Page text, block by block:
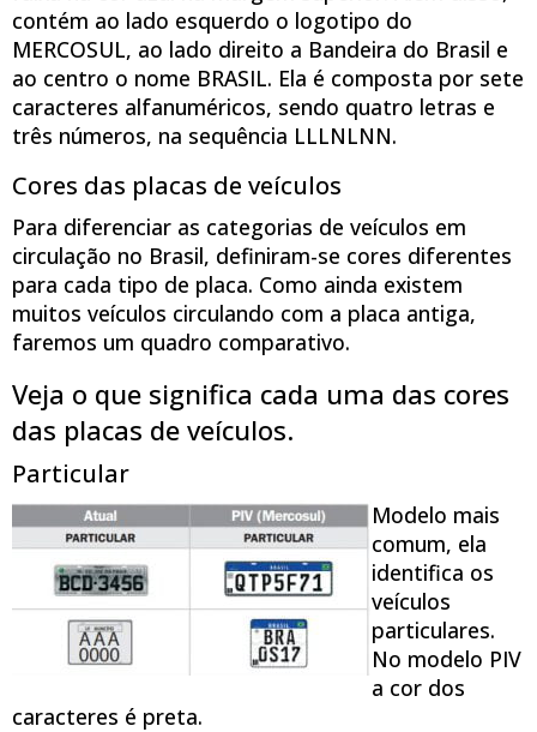
contém ao lado esquerdo o logotipo do
MERCOSUL, ao lado direito a Bandeira do Brasil e
ao centro o nome BRASIL. Ela é composta por sete
caracteres alfanuméricos, sendo quatro letras e
três números, na sequência LLLNLNN.
Cores das placas de veículos
Para diferenciar as categorias de veículos em
circulação no Brasil, definiram-se cores diferentes
para cada tipo de placa. Como ainda existem
muitos veículos circulando com a placa antiga,
faremos um quadro comparativo.
Veja o que significa cada uma das cores
das placas de veículos.
Particular
Modelo mais
comum, ela
identifica os
veículos
particulares.
No modelo PIV
a cor dos
caracteres é preta.